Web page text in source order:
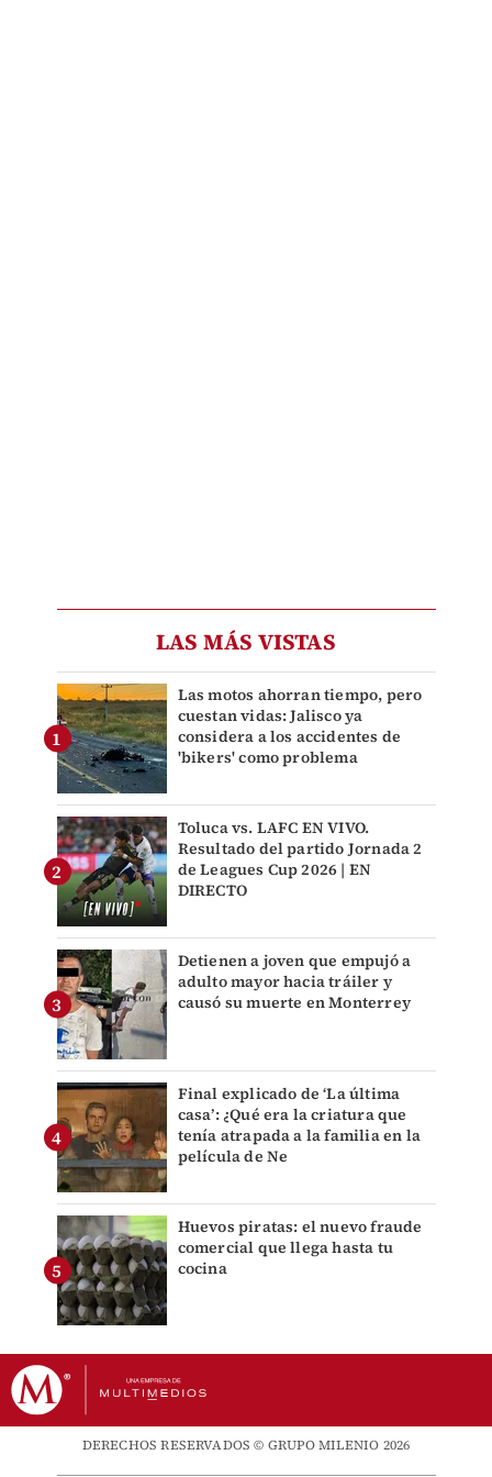
LAS MÁS VISTAS
Las motos ahorran tiempo, pero
cuestan vidas: Jalisco ya
considera a los accidentes de
'bikers' como problema
Toluca vs. LAFC EN VIVO.
Resultado del partido Jornada 2
de Leagues Cup 2026 | EN
DIRECTO
Detienen a joven que empujó a
adulto mayor hacia tráiler y
causó su muerte en Monterrey
Final explicado de ‘La última
casa’: ¿Qué era la criatura que
tenía atrapada a la familia en la
película de Ne
Huevos piratas: el nuevo fraude
comercial que llega hasta tu
cocina
DERECHOS RESERVADOS © GRUPO MILENIO 2026